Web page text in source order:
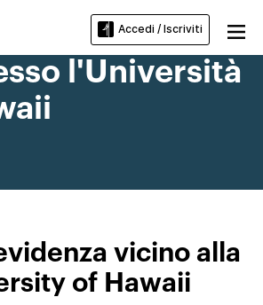
Accedi / Iscriviti
l'Università
vicino alla
of Hawaii